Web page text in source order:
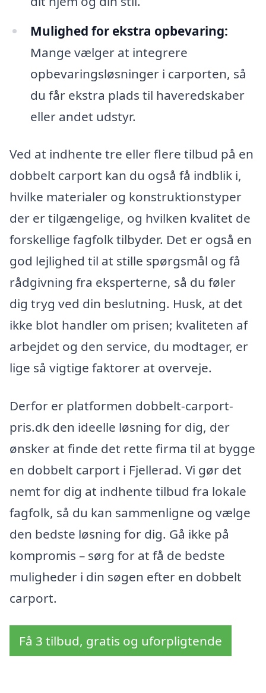
Mulighed for ekstra opbevaring:
Mange vælger at integrere
opbevaringsløsninger i carporten, så
du får ekstra plads til haveredskaber
eller andet udstyr.
Ved at indhente tre eller flere tilbud på en
dobbelt carport kan du også få indblik i,
hvilke materialer og konstruktionstyper
der er tilgængelige, og hvilken kvalitet de
forskellige fagfolk tilbyder. Det er også en
god lejlighed til at stille spørgsmål og få
rådgivning fra eksperterne, så du føler
dig tryg ved din beslutning. Husk, at det
ikke blot handler om prisen; kvaliteten af
arbejdet og den service, du modtager, er
lige så vigtige faktorer at overveje.
Derfor er platformen dobbelt-carport-
pris.dk den ideelle løsning for dig, der
ønsker at finde det rette firma til at bygge
en dobbelt carport i Fjellerad. Vi gør det
nemt for dig at indhente tilbud fra lokale
fagfolk, så du kan sammenligne og vælge
den bedste løsning for dig. Gå ikke på
kompromis – sørg for at få de bedste
muligheder i din søgen efter en dobbelt
carport.
Få 3 tilbud, gratis og uforpligtende